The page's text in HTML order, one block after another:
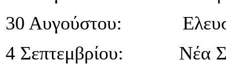
30 Αυγούστου:
4 Σεπτεμβρίου: Νέα